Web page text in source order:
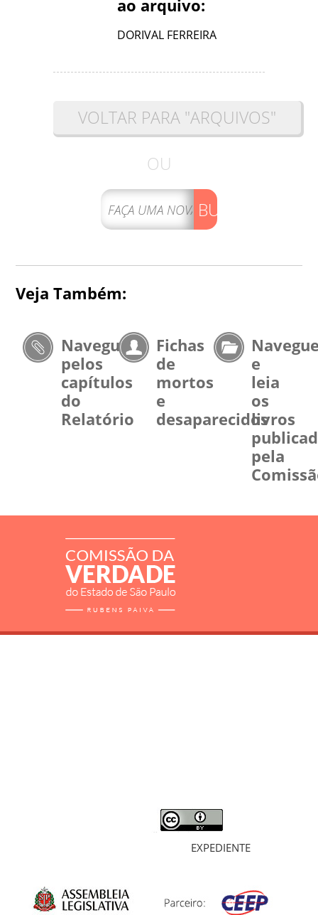
ao arquivo:
DORIVAL FERREIRA
VOLTAR PARA "ARQUIVOS"
OU
BUSCAR
Veja Também:
Navegue
pelos
capítulos
do
Relatório
Fichas
de
mortos
e
desaparecidos
e
leia
os
livros
pela
EXPEDIENTE